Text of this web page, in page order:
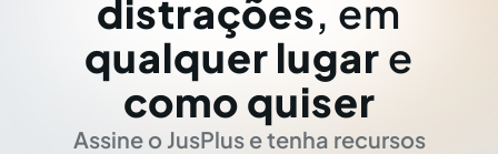
distrações, em
qualquer lugar e
como quiser
Assine o JusPlus e tenha recursos